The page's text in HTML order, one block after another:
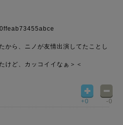
から、ニノが友情出演してたことし
けど、カッコイイなぁ＞＜
+0 -0